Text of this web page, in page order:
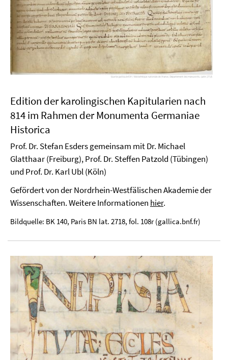
Edition der karolingischen Kapitularien nach
814 im Rahmen der Monumenta Germaniae
Historica
Prof. Dr. Stefan Esders gemeinsam mit Dr. Michael
Glatthaar (Freiburg), Prof. Dr. Steffen Patzold (Tübingen)
und Prof. Dr. Karl Ubl (Köln)
Gefördert von der Nordrhein-Westfälischen Akademie der
Wissenschaften. Weitere Informationen hier.
Bildquelle: BK 140, Paris BN lat. 2718, fol. 108r (gallica.bnf.fr)